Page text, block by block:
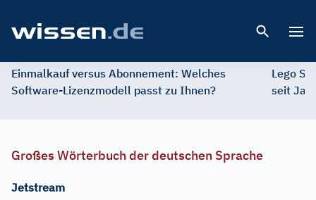
Einmalkauf versus Abonnement: Welches
Software-Lizenzmodell passt zu Ihnen?
Lego
seit
Großes Wörterbuch der deutschen Sprache
Jetstream